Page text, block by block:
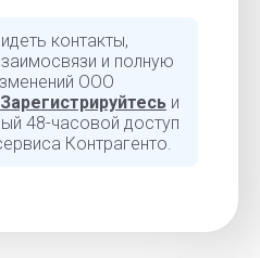
контакты,
и полную
ООО
Зарегистрируйтесь и
48-часовой доступ
Контрагенто.